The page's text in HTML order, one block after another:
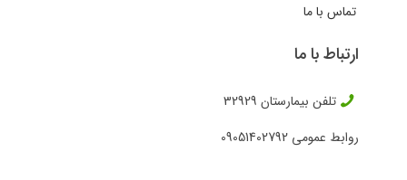
تماس با ما
ارتباط با ما
تلفن بیمارستان 32929
روابط عمومی 09051402792